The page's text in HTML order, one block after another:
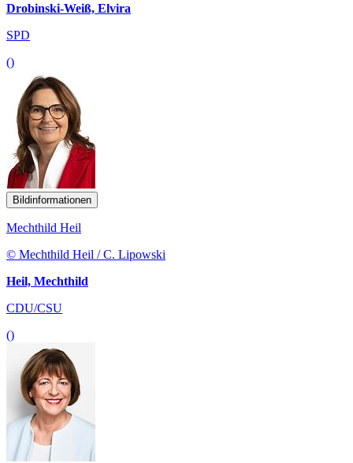
Drobinski-Weiß, Elvira
SPD
()
Bildinformationen
Mechthild Heil
© Mechthild Heil / C. Lipowski
Heil, Mechthild
CDU/CSU
()